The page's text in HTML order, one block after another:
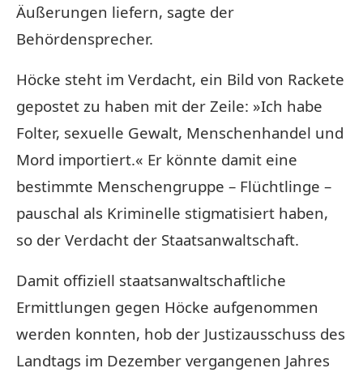
Äußerungen liefern, sagte der
Behördensprecher.
Höcke steht im Verdacht, ein Bild von Rackete
gepostet zu haben mit der Zeile: »Ich habe
Folter, sexuelle Gewalt, Menschenhandel und
Mord importiert.« Er könnte damit eine
bestimmte Menschengruppe – Flüchtlinge –
pauschal als Kriminelle stigmatisiert haben,
so der Verdacht der Staatsanwaltschaft.
Damit offiziell staatsanwaltschaftliche
Ermittlungen gegen Höcke aufgenommen
werden konnten, hob der Justizausschuss des
Landtags im Dezember vergangenen Jahres